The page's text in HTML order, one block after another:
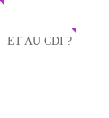
ET AU CDI ?